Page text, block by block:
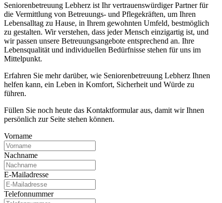
Seniorenbetreuung Lebherz ist Ihr vertrauenswürdiger Partner für
die Vermittlung von Betreuungs- und Pflegekräften, um Ihren
Lebensalltag zu Hause, in Ihrem gewohnten Umfeld, bestmöglich
zu gestalten. Wir verstehen, dass jeder Mensch einzigartig ist, und
wir passen unsere Betreuungsangebote entsprechend an. Ihre
Lebensqualität und individuellen Bedürfnisse stehen für uns im
Mittelpunkt.
Erfahren Sie mehr darüber, wie Seniorenbetreuung Lebherz Ihnen
helfen kann, ein Leben in Komfort, Sicherheit und Würde zu
führen.
Füllen Sie noch heute das Kontaktformular aus, damit wir Ihnen
persönlich zur Seite stehen können.
Vorname
Nachname
E-Mailadresse
Telefonnummer